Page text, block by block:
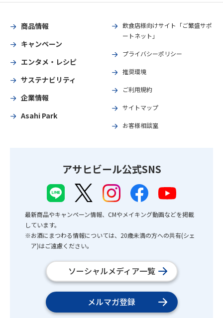
商品情報
キャンペーン
エンタメ・レシピ
サステナビリティ
企業情報
Asahi Park
飲食店様向けサイト「ご繁盛サポ
ートネット」
プライバシーポリシー
推奨環境
ご利用規約
サイトマップ
お客様相談室
アサヒビール公式SNS
最新商品やキャンペーン情報、CMやメイキング動画などを掲載
しています。
※お酒にまつわる情報については、20歳未満の方への共有(シェ
ア)はご遠慮ください。
ソーシャルメディア一覧
メルマガ登録